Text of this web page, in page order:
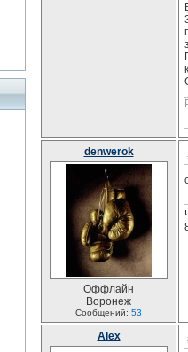
denwerok
Оффлайн
Воронеж
Сообщений: 53
Alex